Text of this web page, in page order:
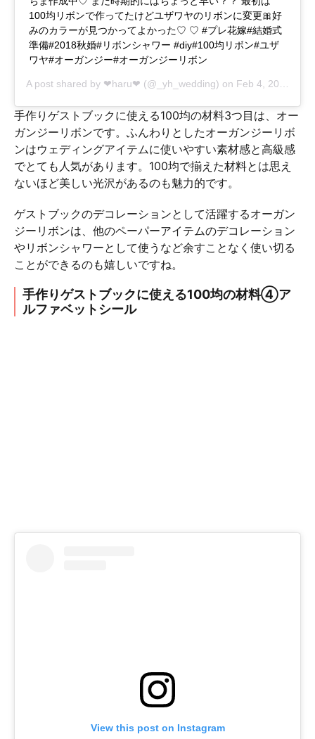
100均リボンで作ってたけどユザワヤのリボンに変更🎀好
みのカラーが見つかってよかった♡ ♡ #プレ花嫁#結婚式
準備#2018秋婚#リボンシャワー #diy#100均リボン#ユザ
ワヤ#オーガンジー#オーガンジーリボン
A post shared by ❤︎haru❤︎ (@_yh_wedding) on Feb 4, 2018 at 10:03pm PST
手作りゲストブックに使える100均の材料3つ目は、オー
ガンジーリボンです。ふんわりとしたオーガンジーリボ
ンはウェディングアイテムに使いやすい素材感と高級感
でとても人気があります。100均で揃えた材料とは思え
ないほど美しい光沢があるのも魅力的です。
ゲストブックのデコレーションとして活躍するオーガン
ジーリボンは、他のペーパーアイテムのデコレーション
やリボンシャワーとして使うなど余すことなく使い切る
ことができるのも嬉しいですね。
手作りゲストブックに使える100均の材料④ア
ルファベットシール
View this post on Instagram